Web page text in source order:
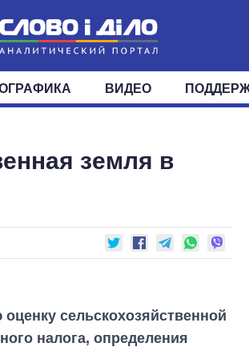
ЭКОНОМИКА ОБЩЕСТВО
КОМИТЕТЫ ФРАКЦИИ ОКРУГА
ВИДЕО
земля в
сельскохозяйственной
налога, определения